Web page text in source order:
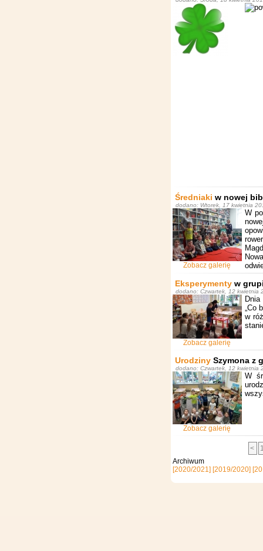
Średniaki w nowej
dodano: Wtorek, 17 kwietnia
Zobacz galerię
W
Eksperymenty w
dodano: Czwartek, 12 kwietnia
Zobacz galerię
„Co
w
Urodziny Szymona z
dodano: Czwartek, 12 kwietnia
Zobacz galerię
W
<
[2020/2021] [2019/2020]